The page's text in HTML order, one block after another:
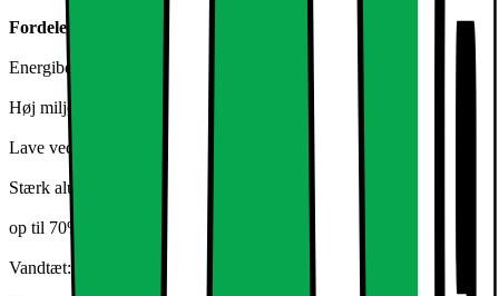
Fordele:
Energibesparende op til 85%
Høj miljømæssig
Lave vedligeholdelsesomkostninger
Stærk aluminiumshus
op til 70% mere lys
Vandtæt: IP66